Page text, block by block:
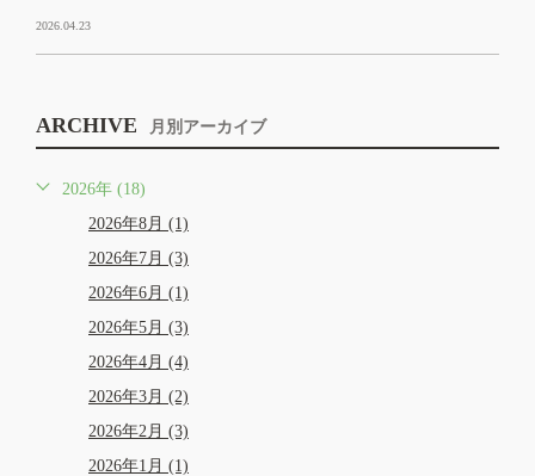
2026.04.23
ARCHIVE 月別アーカイブ
2026年 (18)
2026年8月 (1)
2026年7月 (3)
2026年6月 (1)
2026年5月 (3)
2026年4月 (4)
2026年3月 (2)
2026年2月 (3)
2026年1月 (1)